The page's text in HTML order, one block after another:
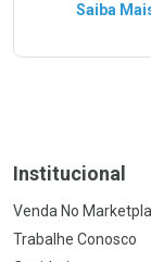
Saiba
Institucional
Venda No
Trabalhe Conosco